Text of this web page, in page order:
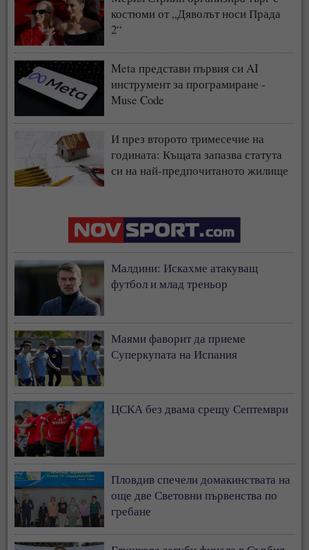
костюми от „Дяволът носи Прада
2“
Meta представи първия си AI
инструмент за програмиране -
Muse Code
И през второто тримесечие на
годината: Къщата запазва статута
си на най-предпочитаното жилище
Малдини: Искахме атакуващ
футбол и млад треньор
Маями фаворит да приеме
Суперкупата на Испания
ЦСКА без двама срещу Септември
Пловдив спечели домакинствата на
още две Световни първенства по
гребане